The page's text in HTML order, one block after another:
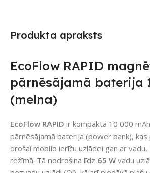
Produkta apraksts
EcoFlow RAPID
pārnēsājamā baterija
(melna)
EcoFlow RAPID ir kompakta 10 000
pārnēsājamā baterija (power bank),
drošai mobilo ierīču uzlādei gan ar
režīmā. Tā nodrošina līdz 65 W vadu